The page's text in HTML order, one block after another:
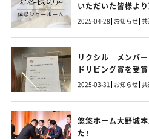
いただいた皆様よ
す！
2025-04-28 お知らせ
リクシル メンバ
ドリビング賞を受賞
2025-03-31 お知らせ
悠悠ホーム大野城
た！